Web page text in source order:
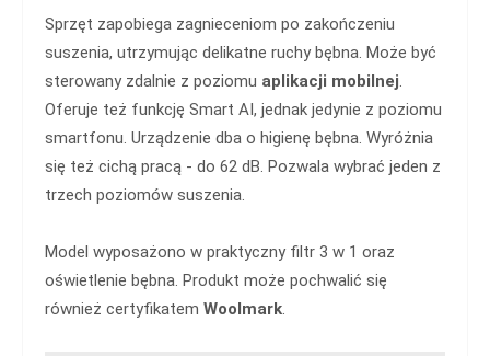
Sprzęt zapobiega zagnieceniom po zakończeniu
suszenia, utrzymując delikatne ruchy bębna. Może być
sterowany zdalnie z poziomu aplikacji mobilnej.
Oferuje też funkcję Smart AI, jednak jedynie z poziomu
smartfonu. Urządzenie dba o higienę bębna. Wyróżnia
się też cichą pracą - do 62 dB. Pozwala wybrać jeden z
trzech poziomów suszenia.
Model wyposażono w praktyczny filtr 3 w 1 oraz
oświetlenie bębna. Produkt może pochwalić się
również certyfikatem Woolmark.